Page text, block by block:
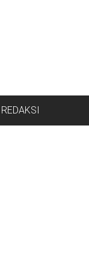
REDAKSI